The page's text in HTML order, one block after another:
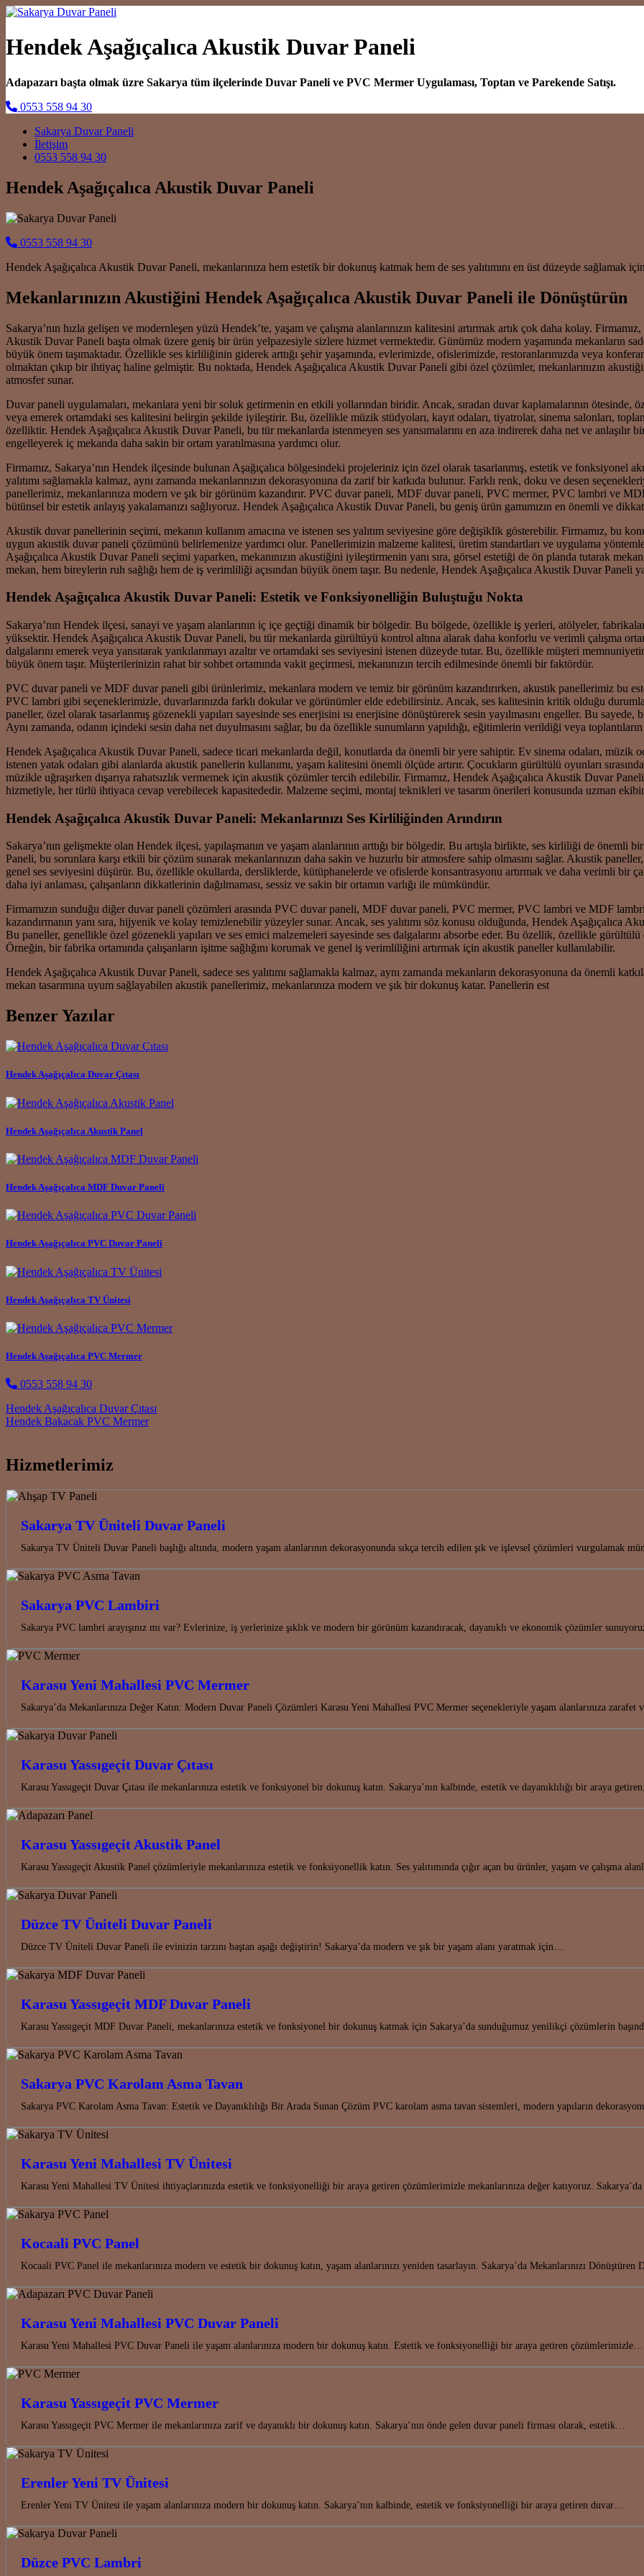
Hendek Aşağıçalıca Akustik Duvar Paneli
Adapazarı başta olmak üzre Sakarya tüm ilçelerinde Duvar Paneli ve PVC Mermer Uygulaması, Toptan ve Parekende Satışı.
0553 558 94 30
Main Navigation
Sakarya Duvar Paneli
İletişim
0553 558 94 30
Hendek Aşağıçalıca Akustik Duvar Paneli
0553 558 94 30
Hendek Aşağıçalıca Akustik Duvar Paneli, mekanlarınıza hem estetik bir dokunuş katmak hem de ses yalıtımını en üst düzeyde sağlamak
Mekanlarınızın Akustiğini Hendek Aşağıçalıca Akustik Duvar Paneli ile Dönüştürün
Sakarya’nın hızla gelişen ve modernleşen yüzü Hendek’te, yaşam ve çalışma alanlarınızın kalitesini artırmak artık çok daha kolay.
Akustik Duvar Paneli başta olmak üzere geniş bir ürün yelpazesiyle sizlere hizmet vermektedir. Günümüz modern yaşamında mekanların
büyük önem taşımaktadır. Özellikle ses kirliliğinin giderek arttığı şehir yaşamında, evlerimizde, ofislerimizde, restoranlarımızda veya
olmaktan çıkıp bir ihtiyaç haline gelmiştir. Bu noktada, Hendek Aşağıçalıca Akustik Duvar Paneli gibi özel çözümler, mekanlarınızın
atmosfer sunar.
Duvar paneli uygulamaları, mekanlara yeni bir soluk getirmenin en etkili yollarından biridir. Ancak, sıradan duvar kaplamalarının ötesinde,
veya emerek ortamdaki ses kalitesini belirgin şekilde iyileştirir. Bu, özellikle müzik stüdyoları, kayıt odaları, tiyatrolar, sinema salonları,
özelliktir. Hendek Aşağıçalıca Akustik Duvar Paneli, bu tür mekanlarda istenmeyen ses yansımalarını en aza indirerek daha net ve anlaşılır
engelleyerek iç mekanda daha sakin bir ortam yaratılmasına yardımcı olur.
Firmamız, Sakarya’nın Hendek ilçesinde bulunan Aşağıçalıca bölgesindeki projeleriniz için özel olarak tasarlanmış, estetik ve fonksiyonel
yalıtımı sağlamakla kalmaz, aynı zamanda mekanlarınızın dekorasyonuna da zarif bir katkıda bulunur. Farklı renk, doku ve desen
panellerimiz, mekanlarınıza modern ve şık bir görünüm kazandırır. PVC duvar paneli, MDF duvar paneli, PVC mermer, PVC lambri ve
bütünsel bir estetik anlayış yakalamanızı sağlıyoruz. Hendek Aşağıçalıca Akustik Duvar Paneli, bu geniş ürün gamımızın en önemli ve
Akustik duvar panellerinin seçimi, mekanın kullanım amacına ve istenen ses yalıtım seviyesine göre değişiklik gösterebilir. Firmamız, bu
uygun akustik duvar paneli çözümünü belirlemenize yardımcı olur. Panellerimizin malzeme kalitesi, üretim standartları ve uygulama
Aşağıçalıca Akustik Duvar Paneli seçimi yaparken, mekanınızın akustiğini iyileştirmenin yanı sıra, görsel estetiği de ön planda tutarak
mekan, hem bireylerin ruh sağlığı hem de iş verimliliği açısından büyük önem taşır. Bu nedenle, Hendek Aşağıçalıca Akustik Duvar Paneli
Hendek Aşağıçalıca Akustik Duvar Paneli: Estetik ve Fonksiyonelliğin Buluştuğu Nokta
Sakarya’nın Hendek ilçesi, sanayi ve yaşam alanlarının iç içe geçtiği dinamik bir bölgedir. Bu bölgede, özellikle iş yerleri, atölyeler,
yüksektir. Hendek Aşağıçalıca Akustik Duvar Paneli, bu tür mekanlarda gürültüyü kontrol altına alarak daha konforlu ve verimli çalışma
dalgalarını emerek veya yansıtarak yankılanmayı azaltır ve ortamdaki ses seviyesini istenen düzeyde tutar. Bu, özellikle müşteri
büyük önem taşır. Müşterilerinizin rahat bir sohbet ortamında vakit geçirmesi, mekanınızın tercih edilmesinde önemli bir faktördür.
PVC duvar paneli ve MDF duvar paneli gibi ürünlerimiz, mekanlara modern ve temiz bir görünüm kazandırırken, akustik panellerimiz bu
PVC lambri gibi seçeneklerimizle, duvarlarınızda farklı dokular ve görünümler elde edebilirsiniz. Ancak, ses kalitesinin kritik olduğu
paneller, özel olarak tasarlanmış gözenekli yapıları sayesinde ses enerjisini ısı enerjisine dönüştürerek sesin yayılmasını engeller. Bu
Aynı zamanda, odanın içindeki sesin daha net duyulmasını sağlar, bu da özellikle sunumların yapıldığı, eğitimlerin verildiği veya
Hendek Aşağıçalıca Akustik Duvar Paneli, sadece ticari mekanlarda değil, konutlarda da önemli bir yere sahiptir. Ev sinema odaları, müzik
istenen yatak odaları gibi alanlarda akustik panellerin kullanımı, yaşam kalitesini önemli ölçüde artırır. Çocukların gürültülü oyunları
müzikle uğraşırken dışarıya rahatsızlık vermemek için akustik çözümler tercih edilebilir. Firmamız, Hendek Aşağıçalıca Akustik Duvar
hizmetiyle, her türlü ihtiyaca cevap verebilecek kapasitededir. Malzeme seçimi, montaj teknikleri ve tasarım önerileri konusunda uzman
Hendek Aşağıçalıca Akustik Duvar Paneli: Mekanlarınızı Ses Kirliliğinden Arındırın
Sakarya’nın gelişmekte olan Hendek ilçesi, yapılaşmanın ve yaşam alanlarının arttığı bir bölgedir. Bu artışla birlikte, ses kirliliği de
Paneli, bu sorunlara karşı etkili bir çözüm sunarak mekanlarınızın daha sakin ve huzurlu bir atmosfere sahip olmasını sağlar. Akustik
genel ses seviyesini düşürür. Bu, özellikle okullarda, dersliklerde, kütüphanelerde ve ofislerde konsantrasyonu artırmak ve daha verimli bir
daha iyi anlaması, çalışanların dikkatlerinin dağılmaması, sessiz ve sakin bir ortamın varlığı ile mümkündür.
Firmamızın sunduğu diğer duvar paneli çözümleri arasında PVC duvar paneli, MDF duvar paneli, PVC mermer, PVC lambri ve MDF
kazandırmanın yanı sıra, hijyenik ve kolay temizlenebilir yüzeyler sunar. Ancak, ses yalıtımı söz konusu olduğunda, Hendek Aşağıçalıca
Bu paneller, genellikle özel gözenekli yapıları ve ses emici malzemeleri sayesinde ses dalgalarını absorbe eder. Bu özellik, özellikle
Örneğin, bir fabrika ortamında çalışanların işitme sağlığını korumak ve genel iş verimliliğini artırmak için akustik paneller kullanılabilir.
Hendek Aşağıçalıca Akustik Duvar Paneli, sadece ses yalıtımı sağlamakla kalmaz, aynı zamanda mekanların dekorasyonuna da önemli
mekan tasarımına uyum sağlayabilen akustik panellerimiz, mekanlarınıza modern ve şık bir dokunuş katar. Panellerin est
Benzer Yazılar
Hendek Aşağıçalıca Duvar Çıtası
Hendek Aşağıçalıca Akustik Panel
Hendek Aşağıçalıca MDF Duvar Paneli
Hendek Aşağıçalıca PVC Duvar Paneli
Hendek Aşağıçalıca TV Ünitesi
Hendek Aşağıçalıca PVC Mermer
0553 558 94 30
Post navigation
Hendek Aşağıçalıca Duvar Çıtası
Hendek Bakacak PVC Mermer
Hizmetlerimiz
Sakarya TV Üniteli Duvar Paneli
Sakarya TV Üniteli Duvar Paneli başlığı altında, modern yaşam alanlarının dekorasyonunda sıkça tercih edilen şık ve işlevsel çözümleri vurgulamak
Sakarya PVC Lambiri
Sakarya PVC lambri arayışınız mı var? Evlerinize, iş yerlerinize şıklık ve modern bir görünüm kazandıracak, dayanıklı ve ekonomik çözümler
Karasu Yeni Mahallesi PVC Mermer
Sakarya’da Mekanlarınıza Değer Katın: Modern Duvar Paneli Çözümleri Karasu Yeni Mahallesi PVC Mermer seçenekleriyle yaşam alanlarınıza zarafet
Karasu Yassıgeçit Duvar Çıtası
Karasu Yassıgeçit Duvar Çıtası ile mekanlarınıza estetik ve fonksiyonel bir dokunuş katın. Sakarya’nın kalbinde, estetik ve dayanıklılığı bir araya
Karasu Yassıgeçit Akustik Panel
Karasu Yassıgeçit Akustik Panel çözümleriyle mekanlarınıza estetik ve fonksiyonellik katın. Ses yalıtımında çığır açan bu ürünler, yaşam ve çalışma
Düzce TV Üniteli Duvar Paneli
Düzce TV Üniteli Duvar Paneli ile evinizin tarzını baştan aşağı değiştirin! Sakarya’da modern ve şık bir yaşam alanı yaratmak için…
Karasu Yassıgeçit MDF Duvar Paneli
Karasu Yassıgeçit MDF Duvar Paneli, mekanlarınıza estetik ve fonksiyonel bir dokunuş katmak için Sakarya’da sunduğumuz yenilikçi çözümlerin
Sakarya PVC Karolam Asma Tavan
Sakarya PVC Karolam Asma Tavan: Estetik ve Dayanıklılığı Bir Arada Sunan Çözüm PVC karolam asma tavan sistemleri, modern yapıların
Karasu Yeni Mahallesi TV Ünitesi
Karasu Yeni Mahallesi TV Ünitesi ihtiyaçlarınızda estetik ve fonksiyonelliği bir araya getiren çözümlerimizle mekanlarınıza değer katıyoruz.
Kocaali PVC Panel
Kocaali PVC Panel ile mekanlarınıza modern ve estetik bir dokunuş katın, yaşam alanlarınızı yeniden tasarlayın. Sakarya’da Mekanlarınızı
Karasu Yeni Mahallesi PVC Duvar Paneli
Karasu Yeni Mahallesi PVC Duvar Paneli ile yaşam alanlarınıza modern bir dokunuş katın. Estetik ve fonksiyonelliği bir araya getiren çözümlerimizle…
Karasu Yassıgeçit PVC Mermer
Karasu Yassıgeçit PVC Mermer ile mekanlarınıza zarif ve dayanıklı bir dokunuş katın. Sakarya’nın önde gelen duvar paneli firması olarak, estetik…
Erenler Yeni TV Ünitesi
Erenler Yeni TV Ünitesi ile yaşam alanlarınıza modern bir dokunuş katın. Sakarya’nın kalbinde, estetik ve fonksiyonelliği bir araya getiren duvar…
Düzce PVC Lambri